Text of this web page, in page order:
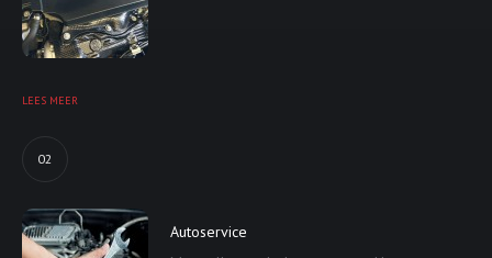
LEES MEER
02
Autoservice